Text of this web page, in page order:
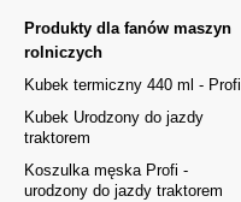
Produkty dla fanów maszyn
rolniczych
Kubek termiczny 440 ml - Profi
Kubek Urodzony do jazdy
traktorem
Koszulka męska Profi -
urodzony do jazdy traktorem